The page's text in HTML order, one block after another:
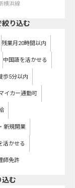
横浜線
り込む
残業月20時間以内
中国語を活かせる
歩5分以内
イカー通勤可
新規開業
活かせる
師免許
込む